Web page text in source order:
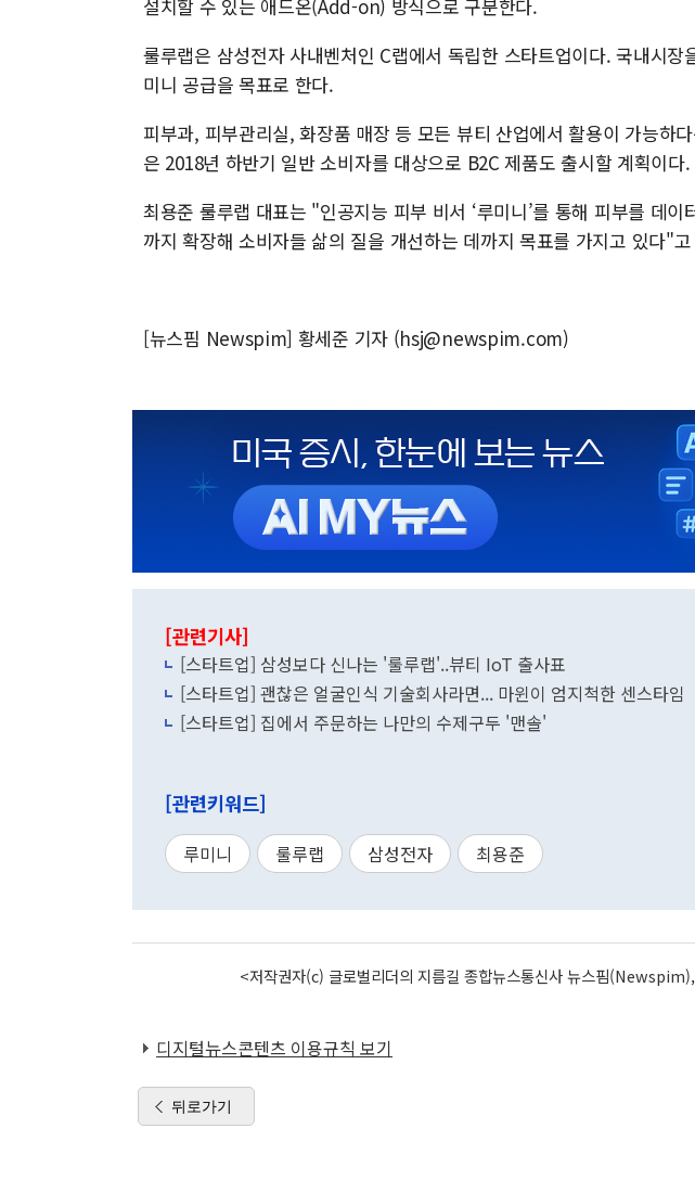
설치할 수 있는 애드온(Add-on) 방식으로 구분한다.
룰루랩은 삼성전자 사내벤처인 C랩에서 독립한 스타트업이다. 국내시
미니 공급을 목표로 한다.
피부과, 피부관리실, 화장품 매장 등 모든 뷰티 산업에서 활용이 가능하
은 2018년 하반기 일반 소비자를 대상으로 B2C 제품도 출시할 계획이다.
최용준 룰루랩 대표는 "인공지능 피부 비서 ‘루미니’를 통해 피부를 데
까지 확장해 소비자들 삶의 질을 개선하는 데까지 목표를 가지고 있다"
[뉴스핌 Newspim] 황세준 기자 (hsj@newspim.com)
[관련기사]
[스타트업] 삼성보다 신나는 '룰루랩'..뷰티 IoT 출사표
[스타트업] 괜찮은 얼굴인식 기술회사라면... 마윈이 엄지척한 센스타임
[스타트업] 집에서 주문하는 나만의 수제구두 '맨솔'
[관련키워드]
루미니 룰루랩 삼성전자 최용준
<저작권자(c) 글로벌리더의 지름길 종합뉴스통신사 뉴스핌
디지털뉴스콘텐츠 이용규칙 보기
뒤로가기